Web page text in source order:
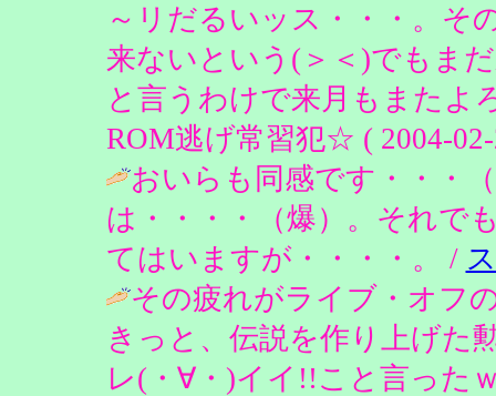
～リだるいッス・・・。そ
来ないという(＞＜)でもま
と言うわけで来月もまた
ROM逃げ常習犯☆ ( 2004-02-
おいらも同感です・・・
は・・・・（爆）。それで
てはいますが・・・・。 /
その疲れがライブ・オフ
きっと、伝説を作り上げた
レ(・∀・)イイ!!こと言った